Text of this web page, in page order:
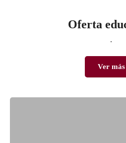
Oferta
.
Ver más